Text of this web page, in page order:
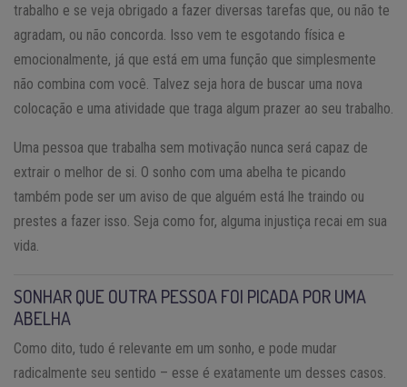
trabalho e se veja obrigado a fazer diversas tarefas que, ou não te
agradam, ou não concorda. Isso vem te esgotando física e
emocionalmente, já que está em uma função que simplesmente
não combina com você. Talvez seja hora de buscar uma nova
colocação e uma atividade que traga algum prazer ao seu trabalho.
Uma pessoa que trabalha sem motivação nunca será capaz de
extrair o melhor de si. O sonho com uma abelha te picando
também pode ser um aviso de que alguém está lhe traindo ou
prestes a fazer isso. Seja como for, alguma injustiça recai em sua
vida.
SONHAR QUE OUTRA PESSOA FOI PICADA POR UMA
ABELHA
Como dito, tudo é relevante em um sonho, e pode mudar
radicalmente seu sentido – esse é exatamente um desses casos.